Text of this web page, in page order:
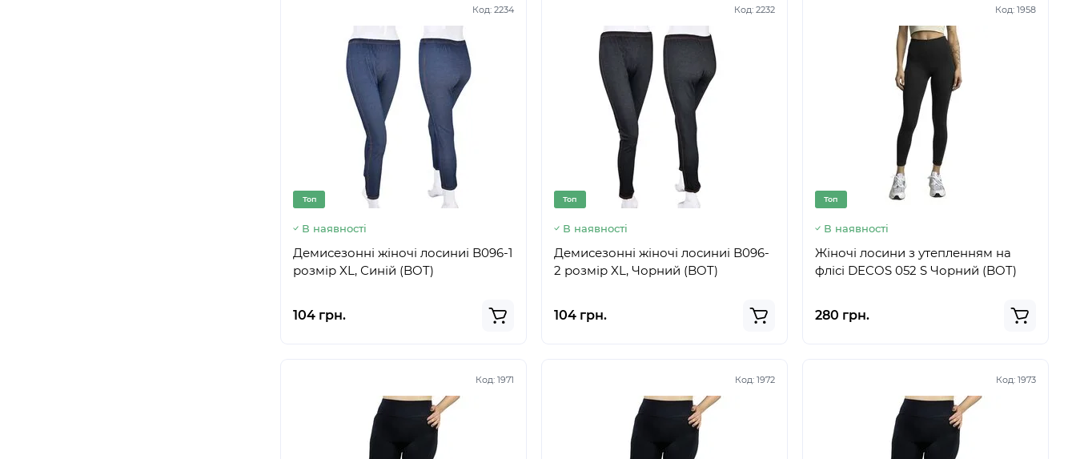
Код: 2234
Топ
В наявності
Демисезонні жіночі лосиниі B096-1
розмір XL, Синій (BOT)
104 грн.
Код: 2232
Топ
В наявності
Демисезонні жіночі лосиниі B096-
2 розмір XL, Чорний (BOT)
104 грн.
Код: 1958
Топ
В наявності
Жіночі лосини з утепленням на
флісі DECOS 052 S Чорний (BOT)
280 грн.
Код: 1971 Код: 1972 Код: 1973